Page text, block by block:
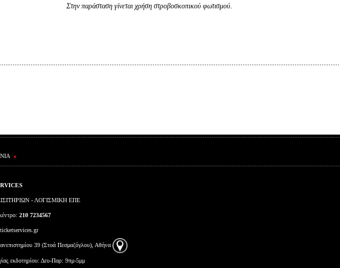
Στην παράσταση γίνεται χρήση στροβοσκοπικού φωτισμού.
- ΛΟΓΙΣΜΙΚΗ ΕΠΕ
210 7234567
39 (Στοά Πεσμαζόγλου), Αθήνα
εκδοτηρίου: Δευ-Παρ: 9πμ-5μμ